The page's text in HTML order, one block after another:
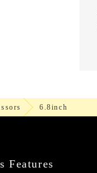
6.8inch
Features